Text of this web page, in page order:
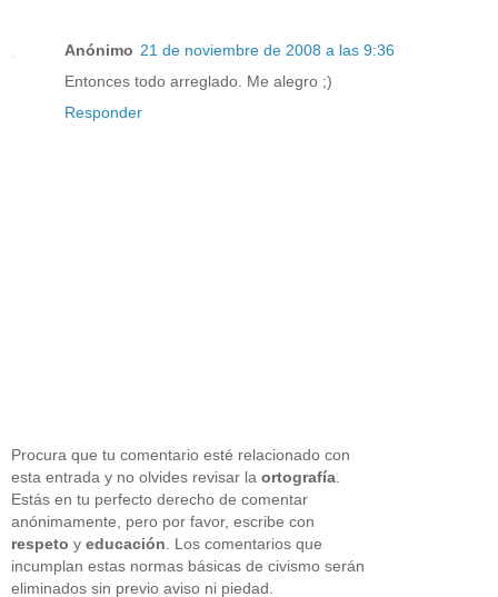
Anónimo 21 de noviembre de 2008 a las 9:36
Entonces todo arreglado. Me alegro ;)
Responder
Procura que tu comentario esté relacionado con
esta entrada y no olvides revisar la ortografía
Estás en tu perfecto derecho de comentar
anónimamente, pero por favor, escribe con
respeto y educación . Los comentarios que
incumplan estas normas básicas de civismo serán
eliminados sin previo aviso ni piedad.